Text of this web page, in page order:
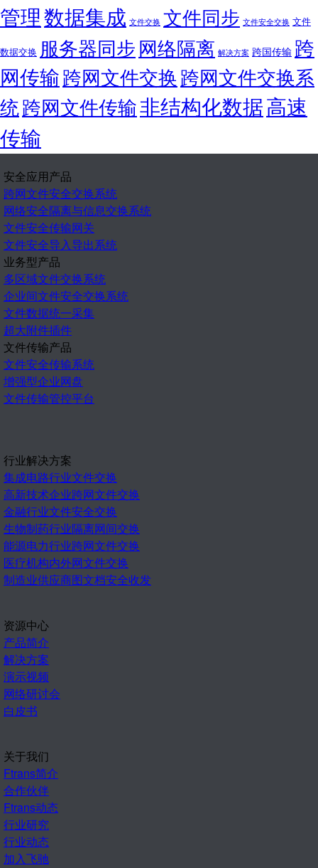
管理数据集成 文件交换 文件同步 文件安全交换 文件
数据交换 服务器同步网络隔离 解决方案 跨国传输 跨
网传输跨网文件交换跨网文件交换系
统跨网文件传输非结构化数据高速
传输
安全应用产品
跨网文件安全交换系统
网络安全隔离与信息交换系统
文件安全传输网关
文件安全导入导出系统
业务型产品
多区域文件交换系统
企业间文件安全交换系统
文件数据统一采集
超大附件插件
文件传输产品
文件安全传输系统
增强型企业网盘
文件传输管控平台
行业解决方案
集成电路行业文件交换
高新技术企业跨网文件交换
金融行业文件安全交换
生物制药行业隔离网间交换
能源电力行业跨网文件交换
医疗机构内外网文件交换
制造业供应商图文档安全收发
资源中心
产品简介
解决方案
演示视频
网络研讨会
白皮书
关于我们
Ftrans简介
合作伙伴
Ftrans动态
行业研究
行业动态
加入飞驰